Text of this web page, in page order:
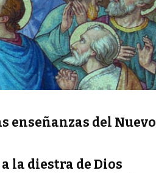
enseñanzas del Nuevo
la diestra de Dios